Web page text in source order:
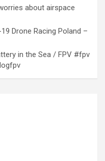
about airspace
Drone Racing Poland –
in the Sea / FPV #fpv